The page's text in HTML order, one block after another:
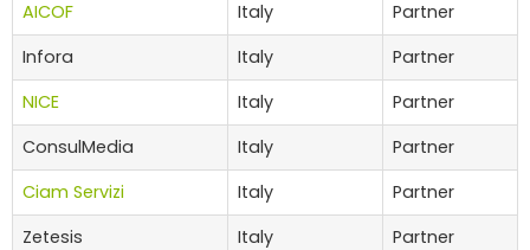
AICOF
Italy
Partner
Infora
Italy
Partner
NICE
Italy
Partner
ConsulMedia
Italy
Partner
Ciam Servizi
Italy
Partner
Zetesis
Italy
Partner